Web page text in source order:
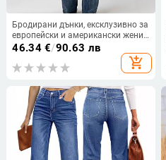
Бродирани дънки, ексклузивно за
европейски и американски жени
в Amazon, здрави изпрани
еластични дънкови панталони,
отслабващ уличен стил
46.34€/90.63 лв
add_shopping_cart